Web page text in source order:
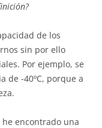
de los
sin por ello
Por ejemplo, se
de -40ºC, porque a
encontrado una